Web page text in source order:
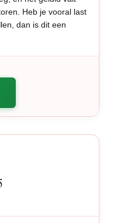
Heb je vooral last
dan is dit een